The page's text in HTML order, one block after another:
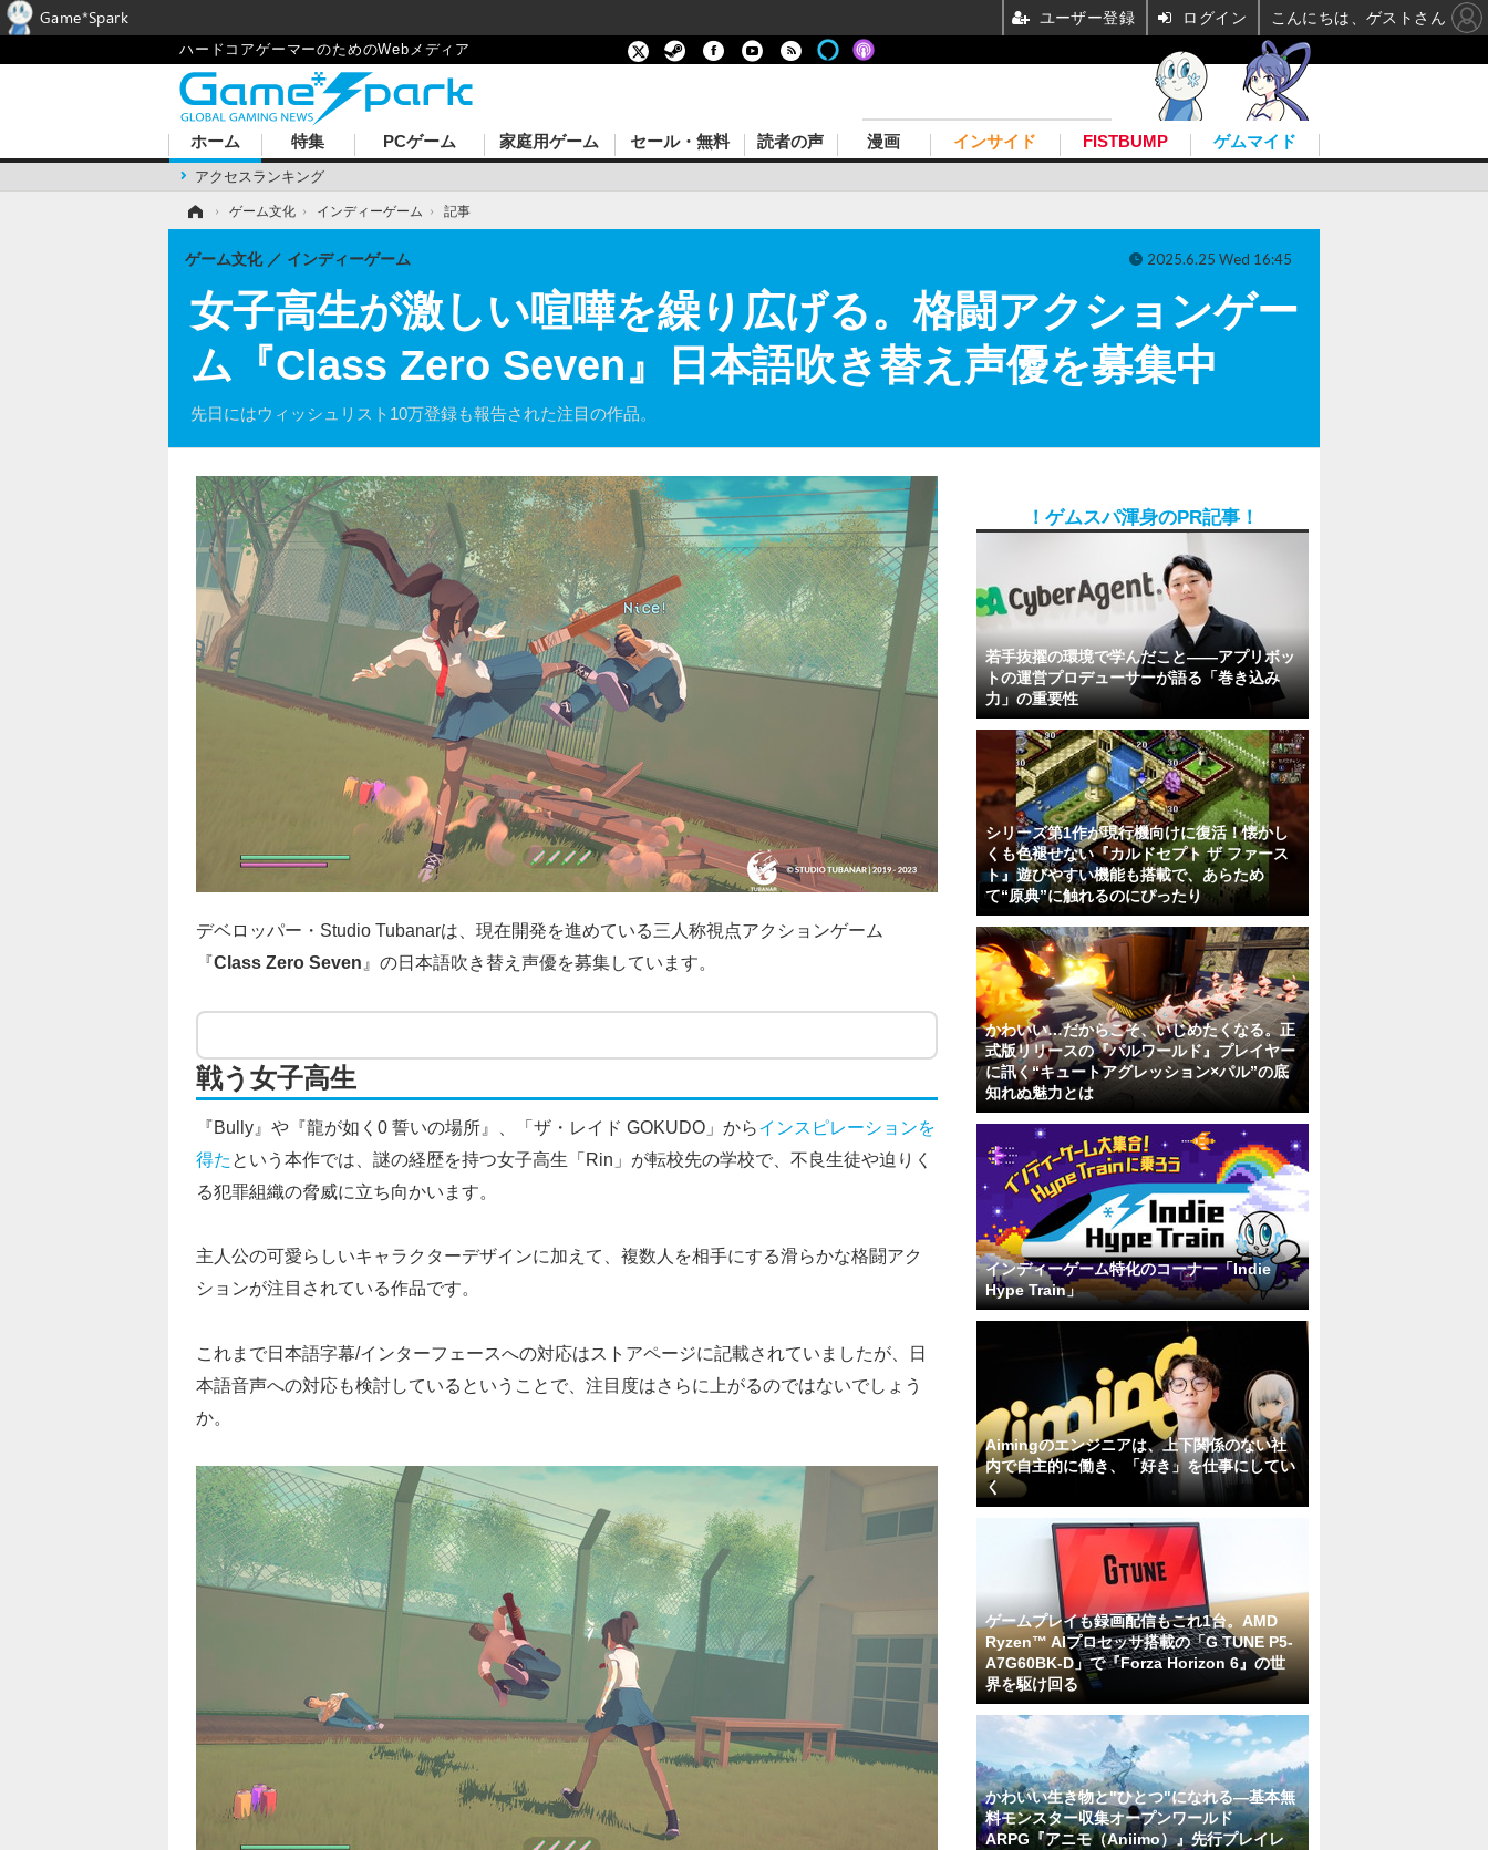
ハードコアゲーマーのためのWebメディア
ホーム
アクセスランキング
特集 PCゲーム 家庭用ゲーム セール・無料 読者の声 漫画 インサイド FISTBUMP ゲムマイド
› ゲーム文化 › インディーゲーム › 記事
女子高生が激しい喧嘩を繰り広げる。格闘アクションゲー
ム『Class Zero Seven』日本語吹き替え声優を募集中
先日にはウィッシュリスト10万登録も報告された注目の作品。
ゲーム文化 インディーゲーム 2025.6.25 Wed 16:45
デベロッパー・Studio Tubanarは、現在開発を進めている三人称視点アクションゲーム
『Class Zero Seven 』の日本語吹き替え声優を募集しています。
戦う女子高生
『Bully』や『龍が如く0 誓いの場所』、「ザ・レイド GOKUDO」からインスピレーションを
得た という本作では、謎の経歴を持つ女子高生「Rin」が転校先の学校で、不良生徒や迫りく
る犯罪組織の脅威に立ち向かいます。
主人公の可愛らしいキャラクターデザインに加えて、複数人を相手にする滑らかな格闘アク
ションが注目されている作品です。
これまで日本語字幕/インターフェースへの対応はストアページに記載されていましたが、日
本語音声への対応も検討しているということで、注目度はさらに上がるのではないでしょう
か。
！ゲムスパ渾身のPR記事！
若手抜擢の環境で学んだこと――アプリボッ
トの運営プロデューサーが語る「巻き込み
力」の重要性
シリーズ第1作が現行機向けに復活！懐かし
くも色褪せない『カルドセプト ザ ファース
ト』遊びやすい機能も搭載で、あらため
て“原典”に触れるのにぴったり
かわいい…だからこそ、いじめたくなる。正
式版リリースの『パルワールド』プレイヤー
に訊く“キュートアグレッション×パル”の底
知れぬ魅力とは
インディーゲーム特化のコーナー「Indie
Hype Train」
Aimingのエンジニアは、上下関係のない社
内で自主的に働き、「好き」を仕事にしてい
く
ゲームプレイも録画配信もこれ1台。AMD
Ryzen™ AIプロセッサ搭載の「G TUNE P5-
A7G60BK-D」で『Forza Horizon 6』の世
界を駆け回る
かわいい生き物と"ひとつ"になれる―基本無
料モンスター収集オープンワールド
ARPG『アニモ（Aniimo）』先行プレイレ
Game*Spark ユーザー登録 ログイン こんにちは、ゲストさん